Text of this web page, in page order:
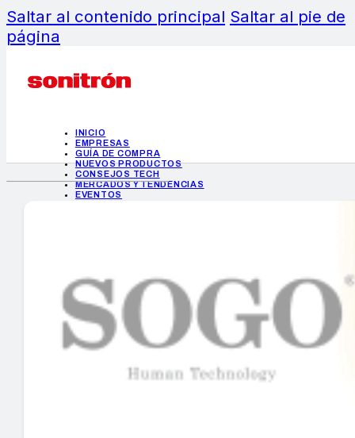
Saltar al contenido principal Saltar al pie de
página
INICIO
EMPRESAS
GUÍA DE COMPRA
NUEVOS PRODUCTOS
CONSEJOS TECH
MERCADOS Y TENDENCIAS
EVENTOS
INICIO
EMPRESAS
GUÍA DE COMPRA